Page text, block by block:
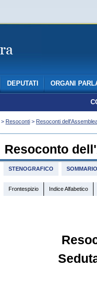
DEPUTATI ORGANI
> Resoconti > Resoconti
Resoconto
STENOGRAFICO SOMMARIO
Frontespizio Indice Alfabetico